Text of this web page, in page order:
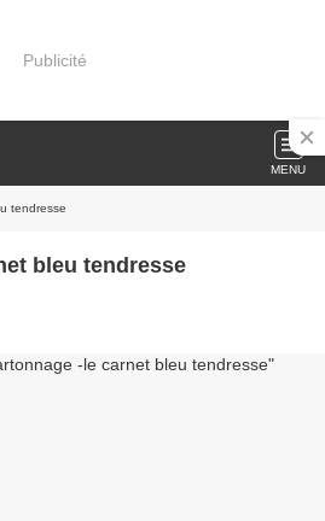
Publicité
MENU
tendresse
bleu tendresse